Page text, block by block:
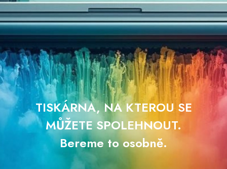
TISKÁRNA, NA KTEROU SE
MŮŽETE SPOLEHNOUT.
Bereme to osobně.